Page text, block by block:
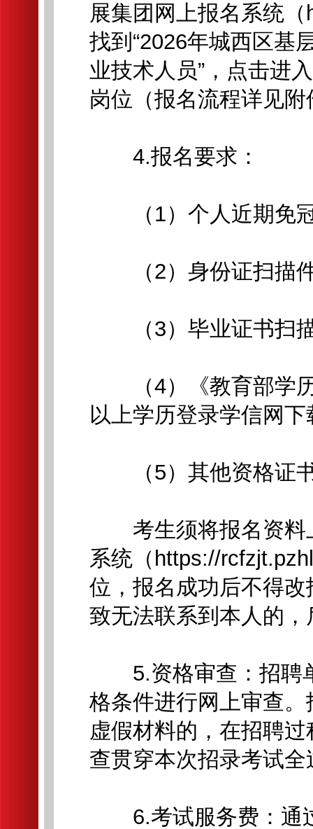
展集团网上报名系统
找到“2026年城西区基
业技术人员”，点击进
岗位（报名流程详见附
4.报名要求：
（1）个人近期免冠
（2）身份证扫描件
（3）毕业证书扫
（4）《教育部学历
以上学历登录学信网下
（5）其他资格证书
考生须将报名资料
系统（https://
位，报名成功后不得
致无法联系到本人的
5.资格审查：招聘
格条件进行网上审查
虚假材料的，在招聘
查贯穿本次招录考试全
6.考试服务费：通